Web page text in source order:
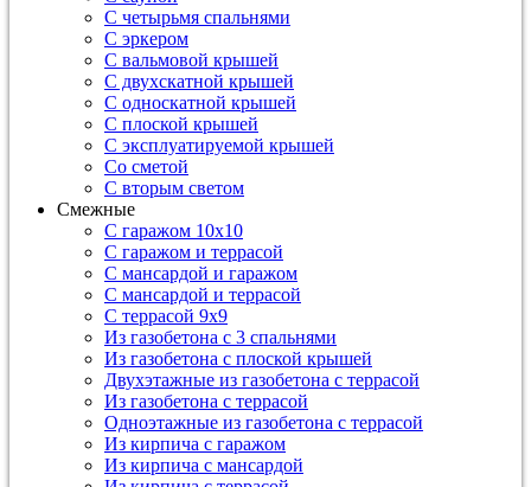
С четырьмя спальнями
С эркером
С вальмовой крышей
С двухскатной крышей
С односкатной крышей
С плоской крышей
С эксплуатируемой крышей
Со сметой
С вторым светом
Смежные
С гаражом 10х10
С гаражом и террасой
С мансардой и гаражом
С мансардой и террасой
С террасой 9х9
Из газобетона с 3 спальнями
Из газобетона с плоской крышей
Двухэтажные из газобетона с террасой
Из газобетона с террасой
Одноэтажные из газобетона с террасой
Из кирпича с гаражом
Из кирпича с мансардой